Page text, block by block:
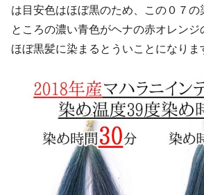
は目安色はほぼ黒のため、この０７
ところの濃い青色がヘナの赤オレン
ほぼ黒髪に染まるとういことになりま